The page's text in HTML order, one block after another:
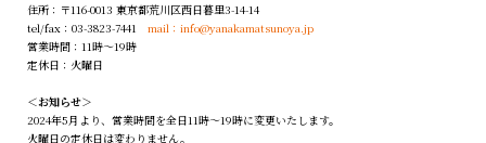
住所：〒116-0013 東京都荒川区西日暮里3-14-14
tel/fax：03-3823-7441 mail：info@yanakamatsunoya.jp
営業時間：11時〜19時
定休日：火曜日
＜お知らせ＞
2024年5月より、営業時間を全日11時～19時に変更いたします。
火曜日の定休日は変わりません。